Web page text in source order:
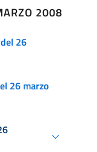
2008
26
26 marzo